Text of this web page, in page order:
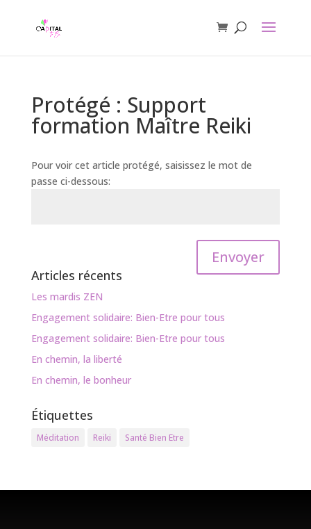
Protégé : Support
formation Maître Reiki
Pour voir cet article protégé, saisissez le mot de
passe ci-dessous:
Envoyer
Articles récents
Les mardis ZEN
Engagement solidaire: Bien-Etre pour tous
Engagement solidaire: Bien-Etre pour tous
En chemin, la liberté
En chemin, le bonheur
Étiquettes
Méditation Reiki Santé Bien Etre